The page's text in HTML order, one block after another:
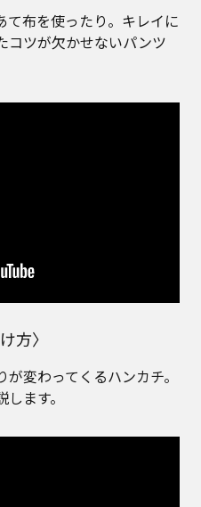
て布を使ったり。キレイに
コツが欠かせないパンツ
方〉
変わってくるハンカチ。
ます。